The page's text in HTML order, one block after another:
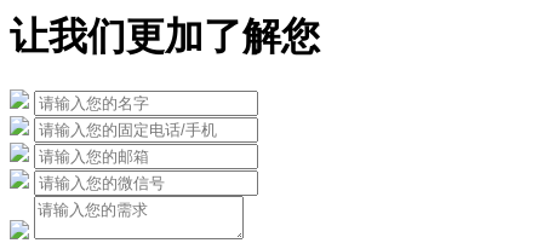
让我们更加了解您